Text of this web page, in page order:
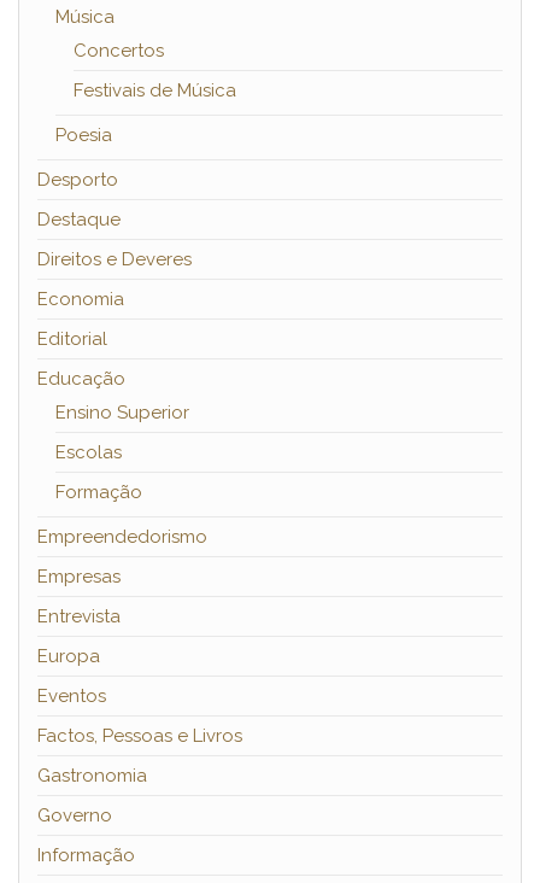
Música
Concertos
Festivais de Música
Poesia
Desporto
Destaque
Direitos e Deveres
Economia
Editorial
Educação
Ensino Superior
Escolas
Formação
Empreendedorismo
Empresas
Entrevista
Europa
Eventos
Factos, Pessoas e Livros
Gastronomia
Governo
Informação